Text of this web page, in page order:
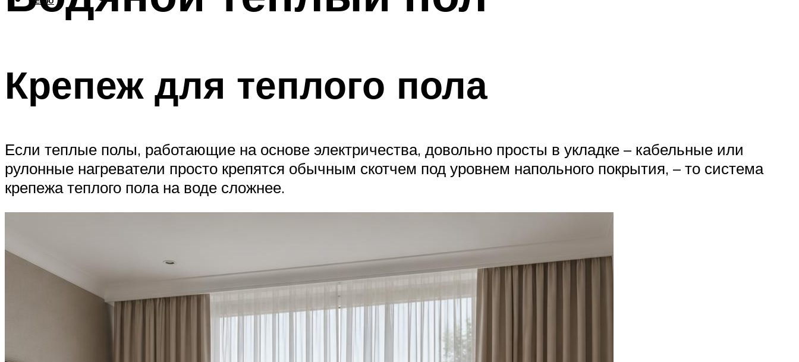
Крепеж для теплого пола
Если теплые полы, работающие на основе электричества, довольно просты в укладке – кабельные или
рулонные нагреватели просто крепятся обычным скотчем под уровнем напольного покрытия, – то система
крепежа теплого пола на воде сложнее.